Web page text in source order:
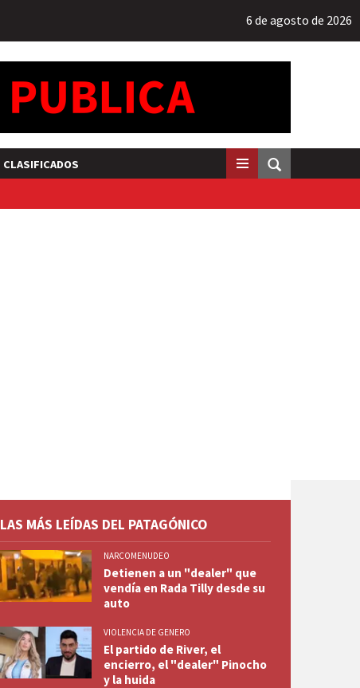
6 de agosto de 2026
CLASIFICADOS
LAS MÁS LEÍDAS DEL PATAGÓNICO
NARCOMENUDEO
Detienen a un "dealer" que
vendía en Rada Tilly desde su
auto
VIOLENCIA DE GENERO
El partido de River, el
encierro, el "dealer" Pinocho
y la huida